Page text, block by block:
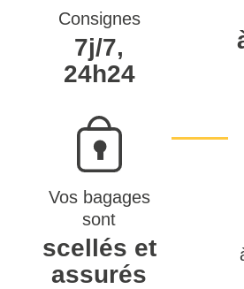
Consignes
7j/7,
24h24
Vos bagages
sont
scellés et
assurés